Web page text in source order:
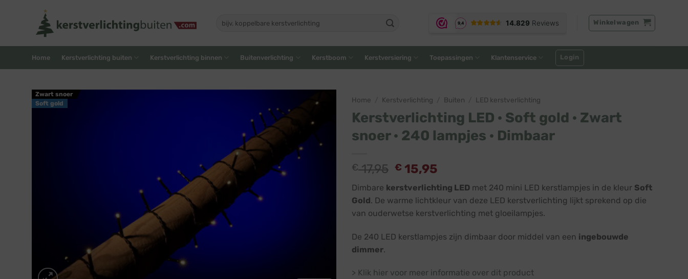
naar:
Winkelwagen
Home Kerstverlichting buiten Kerstverlichting binnen Buitenverlichting Kerstboom Kerstversiering Toepassingen Klantenservice Login
Zwart snoer
Soft gold
Home Kerstverlichting Buiten LED kerstverlichting
Kerstverlichting LED · Soft gold · Zwart
snoer · 240 lampjes · Dimbaar
€17,95 € 15,95
Dimbare kerstverlichting LED met 240 mini LED kerstlampjes in de kleur Soft
Gold. De warme lichtkleur van deze LED kerstverlichting lijkt sprekend op die
van ouderwetse kerstverlichting met gloeilampjes.
De 240 LED kerstlampjes zijn dimbaar door middel van een ingebouwde
dimmer.
> Klik hier voor meer informatie over dit product